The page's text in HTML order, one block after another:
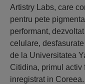
Artistry Labs, care
pentru pete
performant,
celulare,
de la Universitatea
Citidina, primul activ
inregistrat in Coreea.